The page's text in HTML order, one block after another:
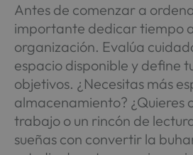
Antes de comenzar a
importante dedicar tiempo
organización. Evalúa
espacio disponible y define
objetivos. ¿Necesitas más
almacenamiento? ¿Quieres
trabajo o un rincón de
sueñas con convertir la